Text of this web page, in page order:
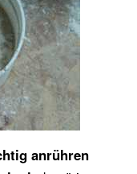
anrühren